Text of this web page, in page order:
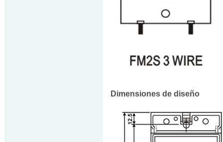
Dimensiones de diseño